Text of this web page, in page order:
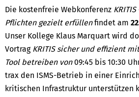
Die kostenfreie Webkonferenz
Pflichten gezielt erfüllenfindet am
Unser Kollege Klaus Marquart wird
Vortrag KRITIS sicher und effizient
Tool betreiben von09:45 bis 10:30
trax den ISMS-Betrieb in einer
kritischen Infrastruktur unterstützen